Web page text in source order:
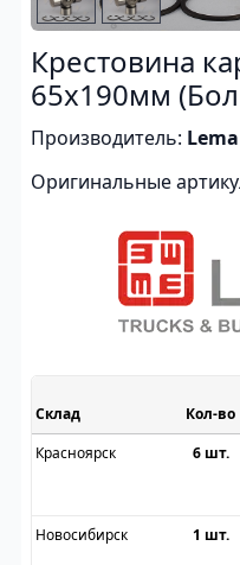
Крестовина
65x190мм
Производитель: Lema
Оригинальные
Склад
Красноярск
6 шт.
Новосибирск
1 шт.